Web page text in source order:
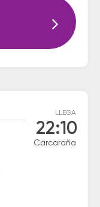
LLEGA
22:10
Carcaraña